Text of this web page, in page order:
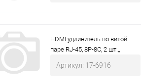
HDMI удлинитель по витой
паре RJ-45, 8P-8C, 2 шт.,,
Артикул: 17-6916